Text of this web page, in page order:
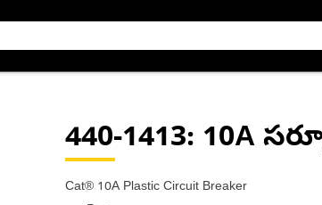
440-1413: 10A
Cat® 10A Plastic Circuit Breaker